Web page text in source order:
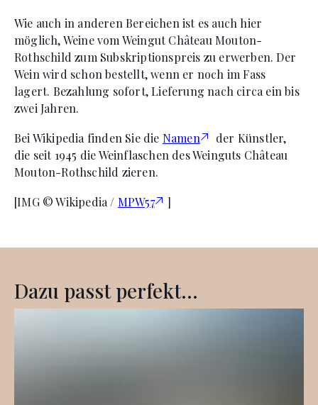
Wie auch in anderen Bereichen ist es auch hier
möglich, Weine vom Weingut Château Mouton-
Rothschild zum Subskriptionspreis zu erwerben. Der
Wein wird schon bestellt, wenn er noch im Fass
lagert. Bezahlung sofort, Lieferung nach circa ein bis
zwei Jahren.
Bei Wikipedia finden Sie die Namen
der Künstler,
die seit 1945 die Weinflaschen des Weinguts Château
Mouton-Rothschild zieren.
[IMG © Wikipedia / MPW57 ]
Dazu passt perfekt...